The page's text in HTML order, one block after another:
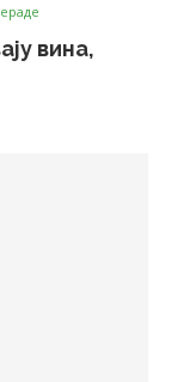
вина,